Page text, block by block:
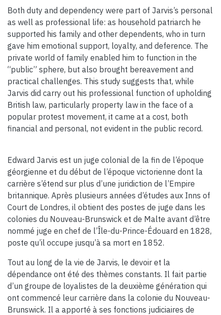
Both duty and dependency were part of Jarvis’s personal
as well as professional life: as household patriarch he
supported his family and other dependents, who in turn
gave him emotional support, loyalty, and deference. The
private world of family enabled him to function in the
“public” sphere, but also brought bereavement and
practical challenges. This study suggests that, while
Jarvis did carry out his professional function of upholding
British law, particularly property law in the face of a
popular protest movement, it came at a cost, both
financial and personal, not evident in the public record.
Edward Jarvis est un juge colonial de la fin de l’époque
géorgienne et du début de l’époque victorienne dont la
carrière s’étend sur plus d’une juridiction de l’Empire
britannique. Après plusieurs années d’études aux Inns of
Court de Londres, il obtient des postes de juge dans les
colonies du Nouveau-Brunswick et de Malte avant d’être
nommé juge en chef de l’Île-du-Prince-Édouard en 1828,
poste qu’il occupe jusqu’à sa mort en 1852.
Tout au long de la vie de Jarvis, le devoir et la
dépendance ont été des thèmes constants. Il fait partie
d’un groupe de loyalistes de la deuxième génération qui
ont commencé leur carrière dans la colonie du Nouveau-
Brunswick. Il a apporté à ses fonctions judiciaires de